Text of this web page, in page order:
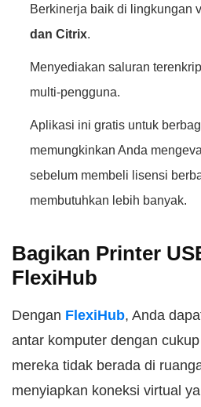
Berkinerja baik di lingkungan
dan Citrix.
Menyediakan saluran
multi-pengguna.
Aplikasi ini gratis untuk
memungkinkan Anda
sebelum membeli lisensi
membutuhkan lebih banyak.
Bagikan Printer
FlexiHub
Dengan FlexiHub, Anda
antar komputer dengan
mereka tidak berada di
menyiapkan koneksi virtual